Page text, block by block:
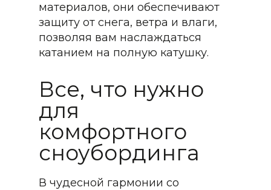
материалов, они обеспечивают
защиту от снега, ветра и влаги,
позволяя вам наслаждаться
катанием на полную катушку.
Все, что нужно
для
комфортного
сноубординга
В чудесной гармонии со